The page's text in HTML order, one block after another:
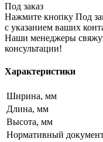
Под заказ
Нажмите кнопку Под
с указанием ваших
Наши менеджеры
консультации!
Характеристики
Ширина, мм
Длина, мм
Высота, мм
Нормативный